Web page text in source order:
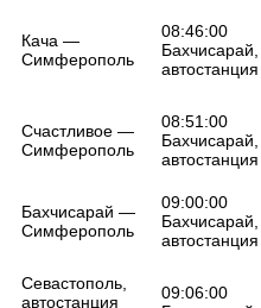
Кача —
Симферополь
08:46:00
Бахчисарай,
автостанция
Счастливое —
Симферополь
08:51:00
Бахчисарай,
автостанция
Бахчисарай —
Симферополь
09:00:00
Бахчисарай,
автостанция
Севастополь,
автостанция
09:06:00